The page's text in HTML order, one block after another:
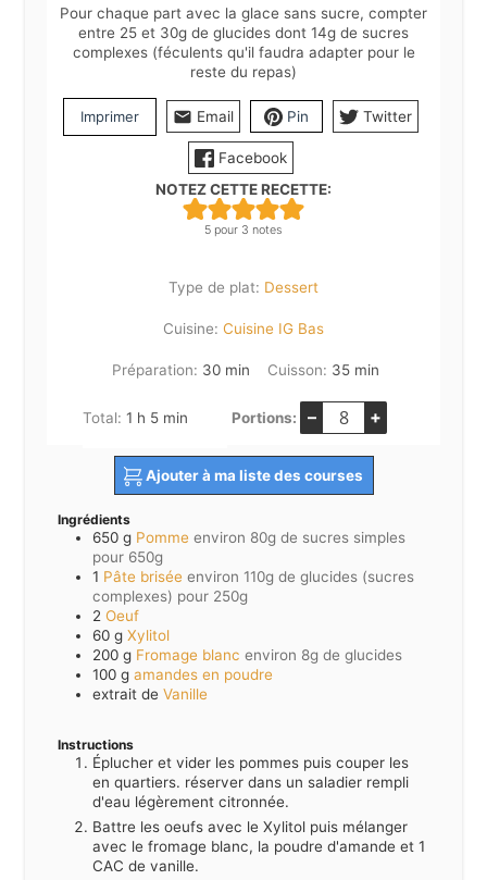
Pour chaque part avec la glace sans sucre, compter
entre 25 et 30g de glucides dont 14g de sucres
complexes (féculents qu'il faudra adapter pour le
reste du repas)
Imprimer Email Pin Twitter
Facebook
NOTEZ CETTE RECETTE:
5 pour 3 notes
Type de plat: Dessert
Cuisine: Cuisine IG Bas
Préparation: 30minutes
min Cuisson: 35minutes
min
Total: 1heure
h 5minutes
min Portions: – +
Ajouter à ma liste des courses
Ingrédients
650 g Pomme environ 80g de sucres simples
pour 650g
1 Pâte brisée environ 110g de glucides (sucres
complexes) pour 250g
2 Oeuf
60 g Xylitol
200 g Fromage blanc environ 8g de glucides
100 g amandes en poudre
extrait de Vanille
Instructions
Éplucher et vider les pommes puis couper les
en quartiers. réserver dans un saladier rempli
d'eau légèrement citronnée.
Battre les oeufs avec le Xylitol puis mélanger
avec le fromage blanc, la poudre d'amande et 1
CAC de vanille.